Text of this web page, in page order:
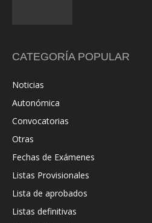
CATEGORÍA POPULAR
Noticias
Autonómica
Convocatorias
Otras
Fechas de Exámenes
Listas Provisionales
Lista de aprobados
Listas definitivas